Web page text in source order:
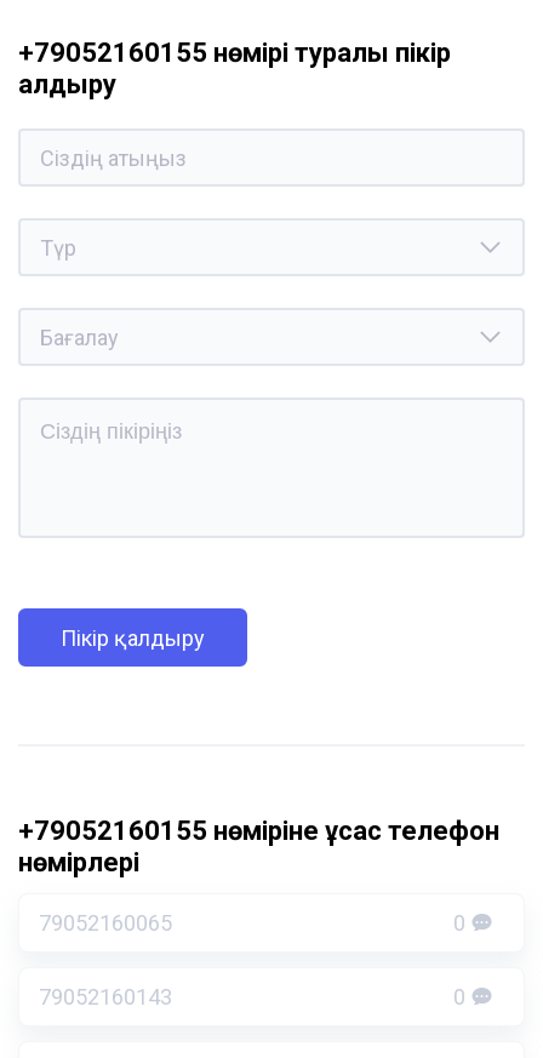
+79052160155 нөмірі туралы пікір
қалдыру
Пікір қалдыру
+79052160155 нөміріне ұқсас телефон
нөмірлері
79052160065 0
79052160143 0